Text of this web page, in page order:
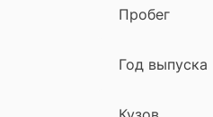
Пробег
Год выпуска